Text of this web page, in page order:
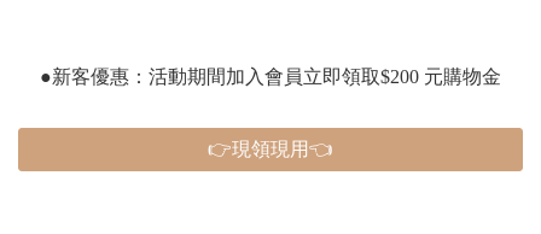
●新客優惠：活動期間加入會員立即領取$200 元購物金
👉現領現用👈